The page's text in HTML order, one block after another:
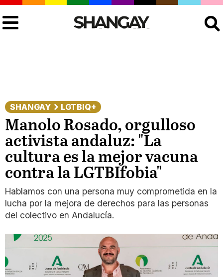
SHANGAY LGTBIQ+
Manolo Rosado, orgulloso
activista andaluz: "La
cultura es la mejor vacuna
contra la LGTBIfobia"
Hablamos con una persona muy comprometida en la
lucha por la mejora de derechos para las personas
del colectivo en Andalucía.